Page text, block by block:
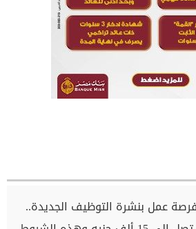
3032 فرصة عمل بنشرة التوظيف الجديدة..